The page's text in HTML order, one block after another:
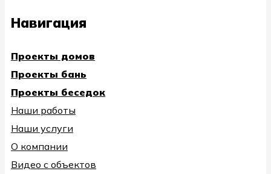
Навигация
Проекты домов
Проекты бань
Проекты беседок
Наши работы
Наши услуги
О компании
Видео с объектов